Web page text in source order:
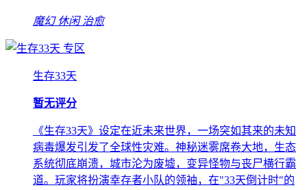
魔幻 休闲 治愈
专区
生存33天
暂无评分
《生存33天》设定在近未来世界，一场突如其来的未知
病毒爆发引发了全球性灾难。神秘迷雾席卷大地，生态
系统彻底崩溃，城市沦为废墟，变异怪物与丧尸横行霸
道。玩家将扮演幸存者小队的领袖，在"33天倒计时"的